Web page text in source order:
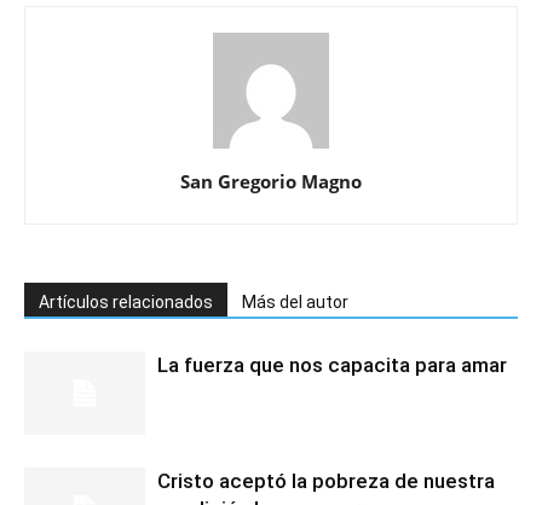
San Gregorio Magno
Artículos relacionados Más del autor
La fuerza que nos capacita para amar
Cristo aceptó la pobreza de nuestra